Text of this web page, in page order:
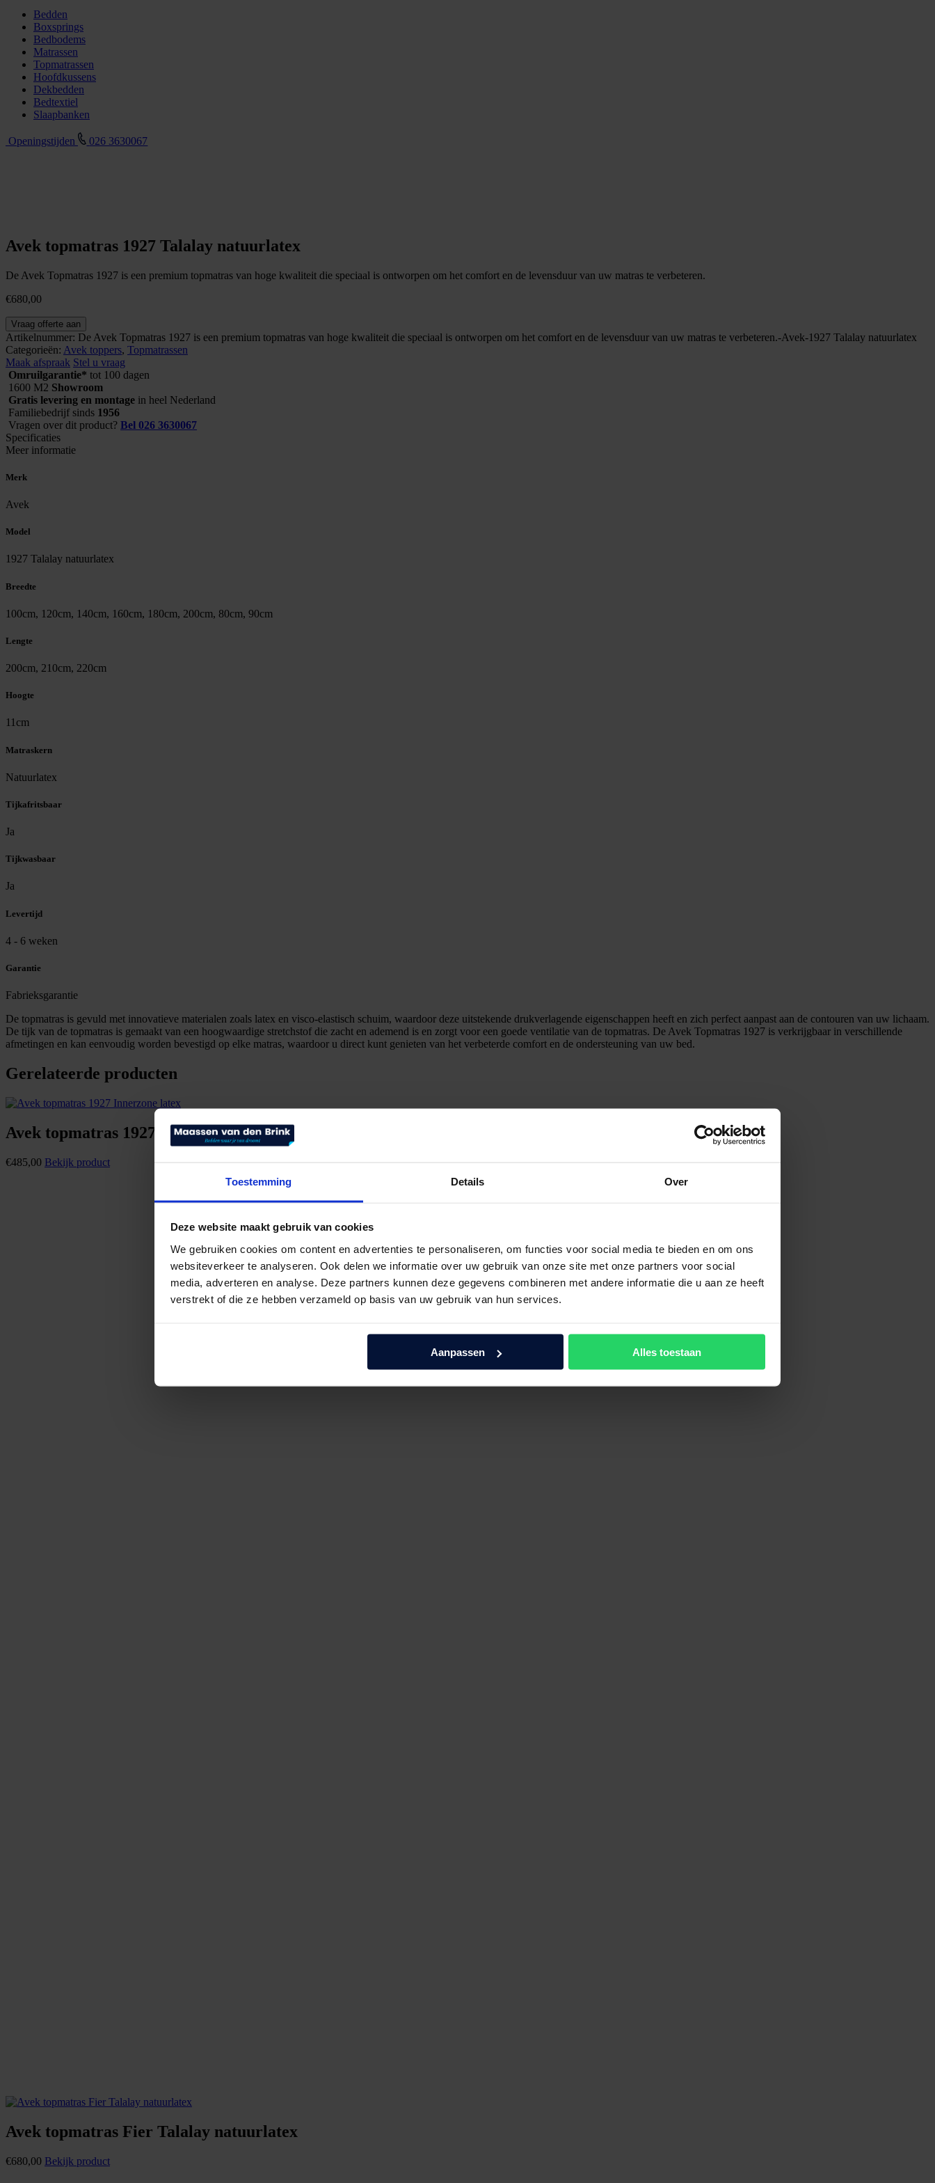
Toestemming Details Over
Deze website maakt gebruik van cookies
We gebruiken cookies om content en advertenties te personaliseren, om functies voor social media te bieden en om ons
websiteverkeer te analyseren. Ook delen we informatie over uw gebruik van onze site met onze partners voor social
media, adverteren en analyse. Deze partners kunnen deze gegevens combineren met andere informatie die u aan ze heeft
verstrekt of die ze hebben verzameld op basis van uw gebruik van hun services.
Aanpassen Alles toestaan
Bedden
Boxsprings
Bedbodems
Matrassen
Topmatrassen
Hoofdkussens
Dekbedden
Bedtextiel
Slaapbanken
Openingstijden 026 3630067
Avek topmatras 1927 Talalay natuurlatex
De Avek Topmatras 1927 is een premium topmatras van hoge kwaliteit die speciaal is ontworpen om het comfort en de levensduur van uw matras te verbeteren.
€680,00
Avek
topmatras
1927
Talalay
natuurlatex
aantal
Vraag offerte aan
Artikelnummer: De Avek Topmatras 1927 is een premium topmatras van hoge kwaliteit die speciaal is ontworpen om het comfort en de levensduur van uw matras te verbeteren.-Avek-1927 Talalay natuurlatex
Categorieën: Avek toppers, Topmatrassen
Maak afspraak Stel u vraag
Omruilgarantie* tot 100 dagen
1600 M2 Showroom
Gratis levering en montage in heel Nederland
Familiebedrijf sinds 1956
Vragen over dit product? Bel 026 3630067
Specificaties
Meer informatie
Merk
Avek
Model
1927 Talalay natuurlatex
Breedte
100cm, 120cm, 140cm, 160cm, 180cm, 200cm, 80cm, 90cm
Lengte
200cm, 210cm, 220cm
Hoogte
11cm
Matraskern
Natuurlatex
Tijkafritsbaar
Ja
Tijkwasbaar
Ja
Levertijd
4 - 6 weken
Garantie
Fabrieksgarantie
De topmatras is gevuld met innovatieve materialen zoals latex en visco-elastisch schuim, waardoor deze uitstekende drukverlagende eigenschappen heeft en zich perfect aanpast aan de contouren van uw lichaam.
De tijk van de topmatras is gemaakt van een hoogwaardige stretchstof die zacht en ademend is en zorgt voor een goede ventilatie van de topmatras. De Avek Topmatras 1927 is verkrijgbaar in verschillende
afmetingen en kan eenvoudig worden bevestigd op elke matras, waardoor u direct kunt genieten van het verbeterde comfort en de ondersteuning van uw bed.
Gerelateerde producten
Avek topmatras 1927 Innerzone latex
€485,00 Bekijk product
Avek topmatras Fier Talalay natuurlatex
€680,00 Bekijk product